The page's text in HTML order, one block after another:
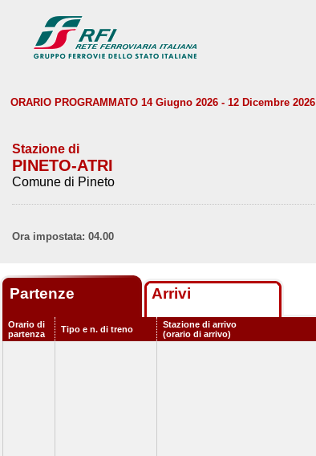
ORARIO PROGRAMMATO 14 Giugno 2026 - 12 Dicembre 2026
Stazione di
PINETO-ATRI
Comune di Pineto
Ora impostata: 04.00
Partenze Arrivi
Orario di
partenza
Tipo e n. di treno
Stazione di arrivo
(orario di arrivo)